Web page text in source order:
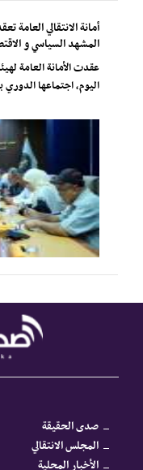
أمانة الانتقالي
المشهد السياسي و
عقدت الأمانة العامة
اليوم، اجتماعها
صدى الحقيقة
المجلس الانتقالي
الأخبار المحلية